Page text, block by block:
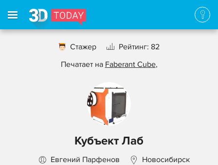
Стажер
Рейтинг: 82
Печатает на Faberant Cube,
Кубъект Лаб
Евгений Парфенов Новосибирск